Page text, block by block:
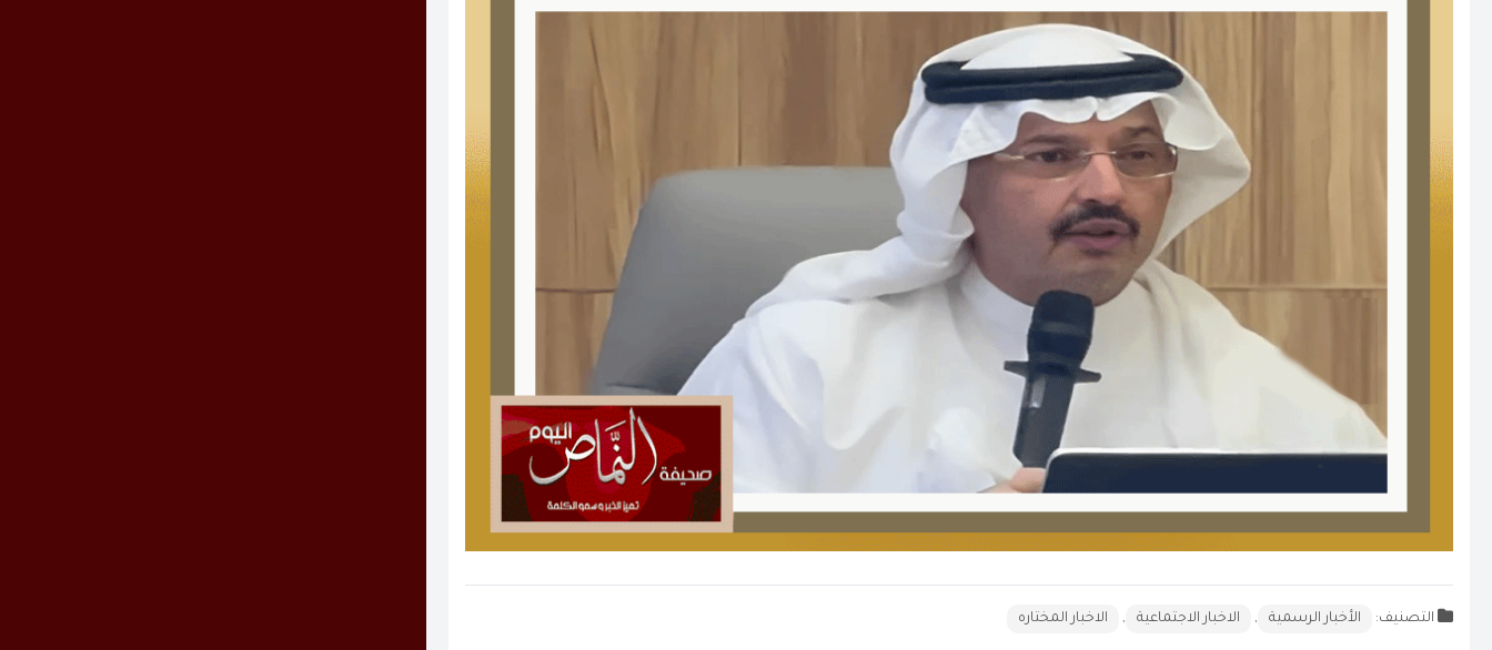
التصنيف: الأخبار الرسمية , الاخبار الاجتماعية , الاخبار المختاره